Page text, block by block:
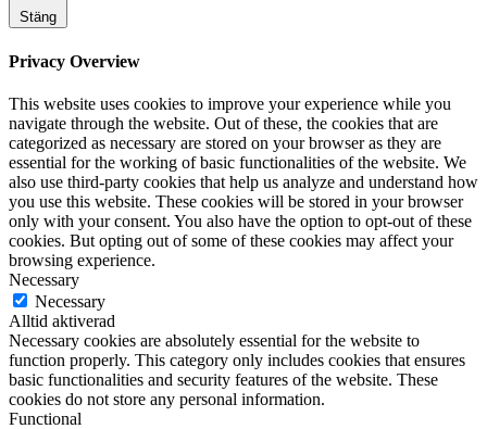
Stäng
Privacy Overview
This website uses cookies to improve your experience while you
navigate through the website. Out of these, the cookies that are
categorized as necessary are stored on your browser as they are
essential for the working of basic functionalities of the website. We
also use third-party cookies that help us analyze and understand how
you use this website. These cookies will be stored in your browser
only with your consent. You also have the option to opt-out of these
cookies. But opting out of some of these cookies may affect your
browsing experience.
Necessary
Necessary
Alltid aktiverad
Necessary cookies are absolutely essential for the website to
function properly. This category only includes cookies that ensures
basic functionalities and security features of the website. These
cookies do not store any personal information.
Functional